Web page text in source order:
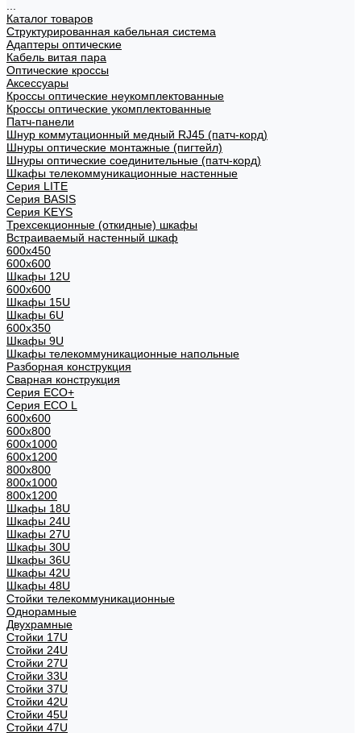
Каталог товаров
Структурированная кабельная система
Адаптеры оптические
Кабель витая пара
Оптические кроссы
Аксессуары
Кроссы оптические неукомплектованные
Кроссы оптические укомплектованные
Патч-панели
Шнур коммутационный медный RJ45 (патч-корд)
Шнуры оптические монтажные (пигтейл)
Шнуры оптические соединительные (патч-корд)
Шкафы телекоммуникационные настенные
Cерия LITE
Cерия BASIS
Cерия KEYS
Трехсекционные (откидные) шкафы
Встраиваемый настенный шкаф
600x450
600x600
Шкафы 12U
600x600
Шкафы 15U
Шкафы 6U
600x350
Шкафы 9U
Шкафы телекоммуникационные напольные
Разборная конструкция
Сварная конструкция
Серия ECO+
Серия ECO L
600x600
600x800
600х1000
600х1200
800x800
800х1000
800х1200
Шкафы 18U
Шкафы 24U
Шкафы 27U
Шкафы 30U
Шкафы 36U
Шкафы 42U
Шкафы 48U
Стойки телекоммуникационные
Однорамные
Двухрамные
Стойки 17U
Стойки 24U
Стойки 27U
Стойки 33U
Стойки 37U
Стойки 42U
Стойки 45U
Стойки 47U